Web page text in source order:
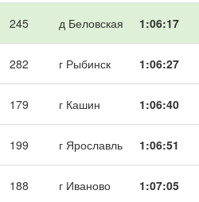
245 д Беловская 1:06:17
282 г Рыбинск 1:06:27
179 г Кашин 1:06:40
199 г Ярославль 1:06:51
188 г Иваново 1:07:05